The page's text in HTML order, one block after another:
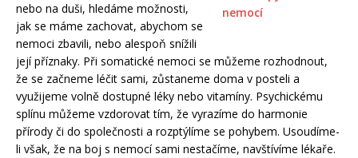
nebo na duši, hledáme možnosti,
jak se máme zachovat, abychom se
nemoci zbavili, nebo alespoň snížili
její příznaky. Při somatické nemoci se můžeme rozhodnout,
že se začneme léčit sami, zůstaneme doma v posteli a
využijeme volně dostupné léky nebo vitamíny. Psychickému
splínu můžeme vzdorovat tím, že vyrazíme do harmonie
přírody či do společnosti a rozptýlíme se pohybem. Usoudíme-
li však, že na boj s nemocí sami nestačíme, navštívíme lékaře.